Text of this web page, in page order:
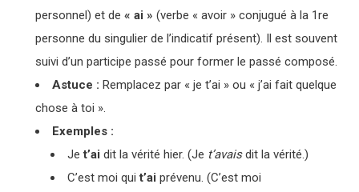
personnel) et de « ai » (verbe « avoir » conjugué à la 1re
personne du singulier de l’indicatif présent). Il est souvent
suivi d’un participe passé pour former le passé composé.
Astuce : Remplacez par « je t’ai » ou « j’ai fait quelque
chose à toi ».
Exemples :
Jet’ai dit la vérité hier. (Je t’avaisdit la vérité.)
C’est moi quit’ai prévenu. (C’est moi